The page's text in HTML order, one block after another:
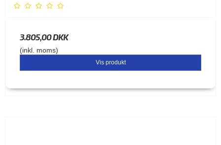
3.805,00 DKK
(inkl. moms)
Vis produkt